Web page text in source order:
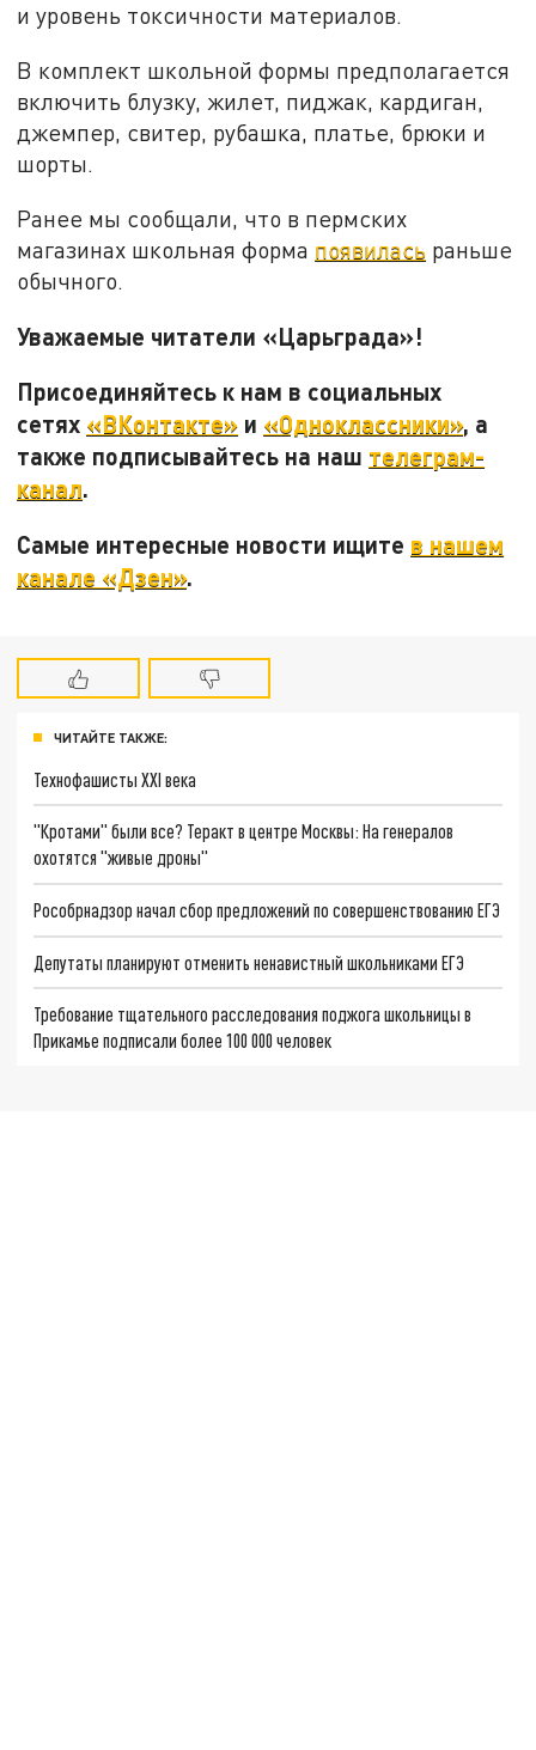
и уровень токсичности материалов.
В комплект школьной формы предполагается
включить блузку, жилет, пиджак, кардиган,
джемпер, свитер, рубашка, платье, брюки и
шорты.
Ранее мы сообщали, что в пермских
магазинах школьная форма появилась раньше
обычного.
Уважаемые читатели «Царьграда»!
Присоединяйтесь к нам в социальных
сетях «ВКонтакте» и «Одноклассники», а
также подписывайтесь на наш телеграм-
канал.
Самые интересные новости ищите в нашем
канале «Дзен».
ЧИТАЙТЕ ТАКЖЕ:
Технофашисты XXI века
"Кротами" были все? Теракт в центре Москвы: На генералов
охотятся "живые дроны"
Рособрнадзор начал сбор предложений по совершенствованию ЕГЭ
Депутаты планируют отменить ненавистный школьниками ЕГЭ
Требование тщательного расследования поджога школьницы в
Прикамье подписали более 100 000 человек